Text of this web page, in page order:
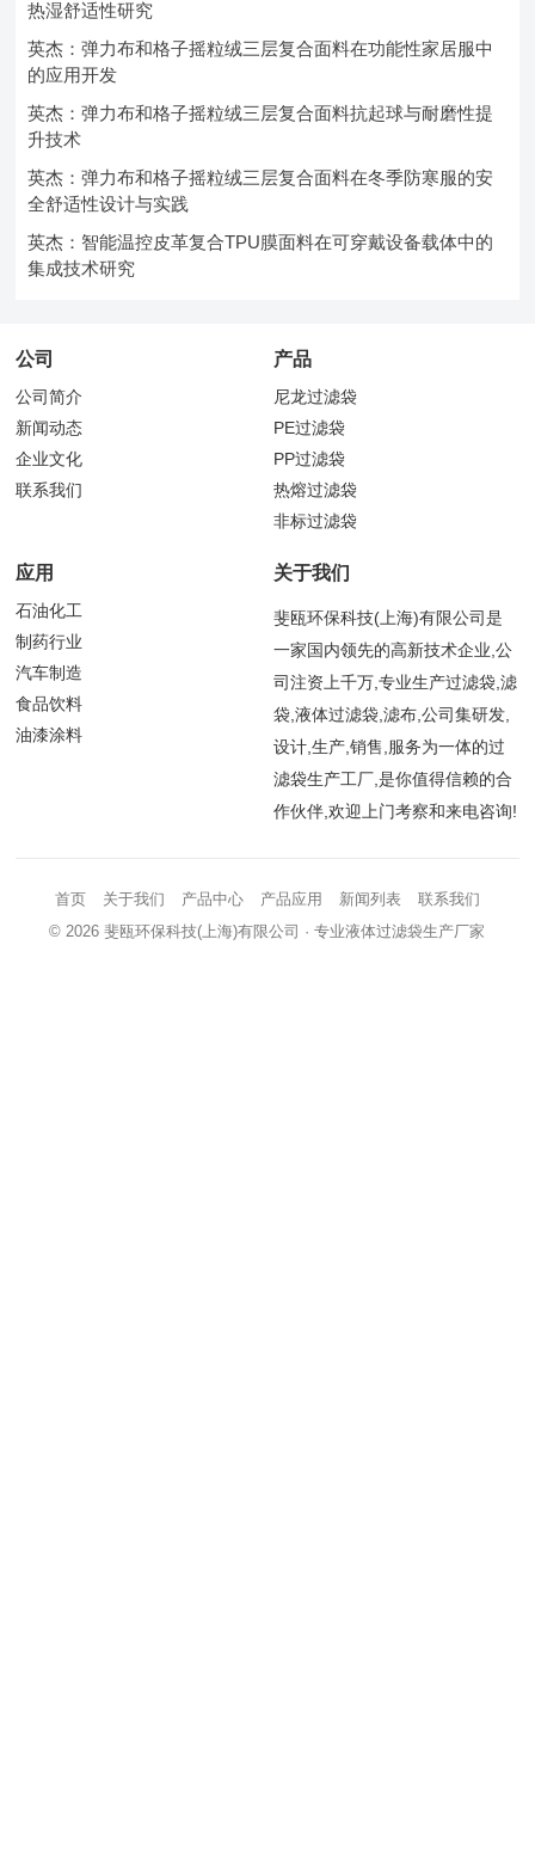
热湿舒适性研究
英杰：弹力布和格子摇粒绒三层复合面料在功能性家居服中
的应用开发
英杰：弹力布和格子摇粒绒三层复合面料抗起球与耐磨性提
升技术
英杰：弹力布和格子摇粒绒三层复合面料在冬季防寒服的安
全舒适性设计与实践
英杰：智能温控皮革复合TPU膜面料在可穿戴设备载体中的
集成技术研究
公司
公司简介
新闻动态
企业文化
联系我们
产品
尼龙过滤袋
PE过滤袋
PP过滤袋
热熔过滤袋
非标过滤袋
应用
石油化工
制药行业
汽车制造
食品饮料
油漆涂料
关于我们
斐瓯环保科技(上海)有限公司是
一家国内领先的高新技术企业,公
司注资上千万,专业生产过滤袋,滤
袋,液体过滤袋,滤布,公司集研发,
设计,生产,销售,服务为一体的过
滤袋生产工厂,是你值得信赖的合
作伙伴,欢迎上门考察和来电咨询!
首页 关于我们 产品中心 产品应用 新闻列表
联系我们
© 2026斐瓯环保科技(上海)有限公司 · 专业液体过滤袋生产厂家